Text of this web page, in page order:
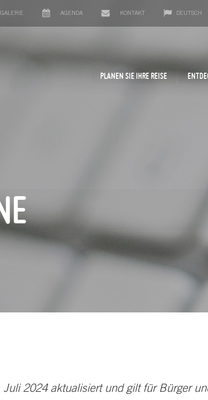
GALERIE AGENDA KONTAKT DEUTSCH
PLANEN SIE IHRE REISE
2024 aktualisiert und gilt für Bürger